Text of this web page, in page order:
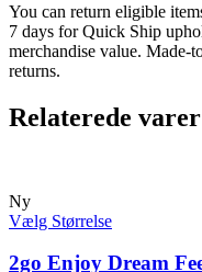
You can return eligible
7 days for Quick Ship
merchandise value.
returns.
Relaterede varer
Ny
Vælg Størrelse
2go Enjoy Dream